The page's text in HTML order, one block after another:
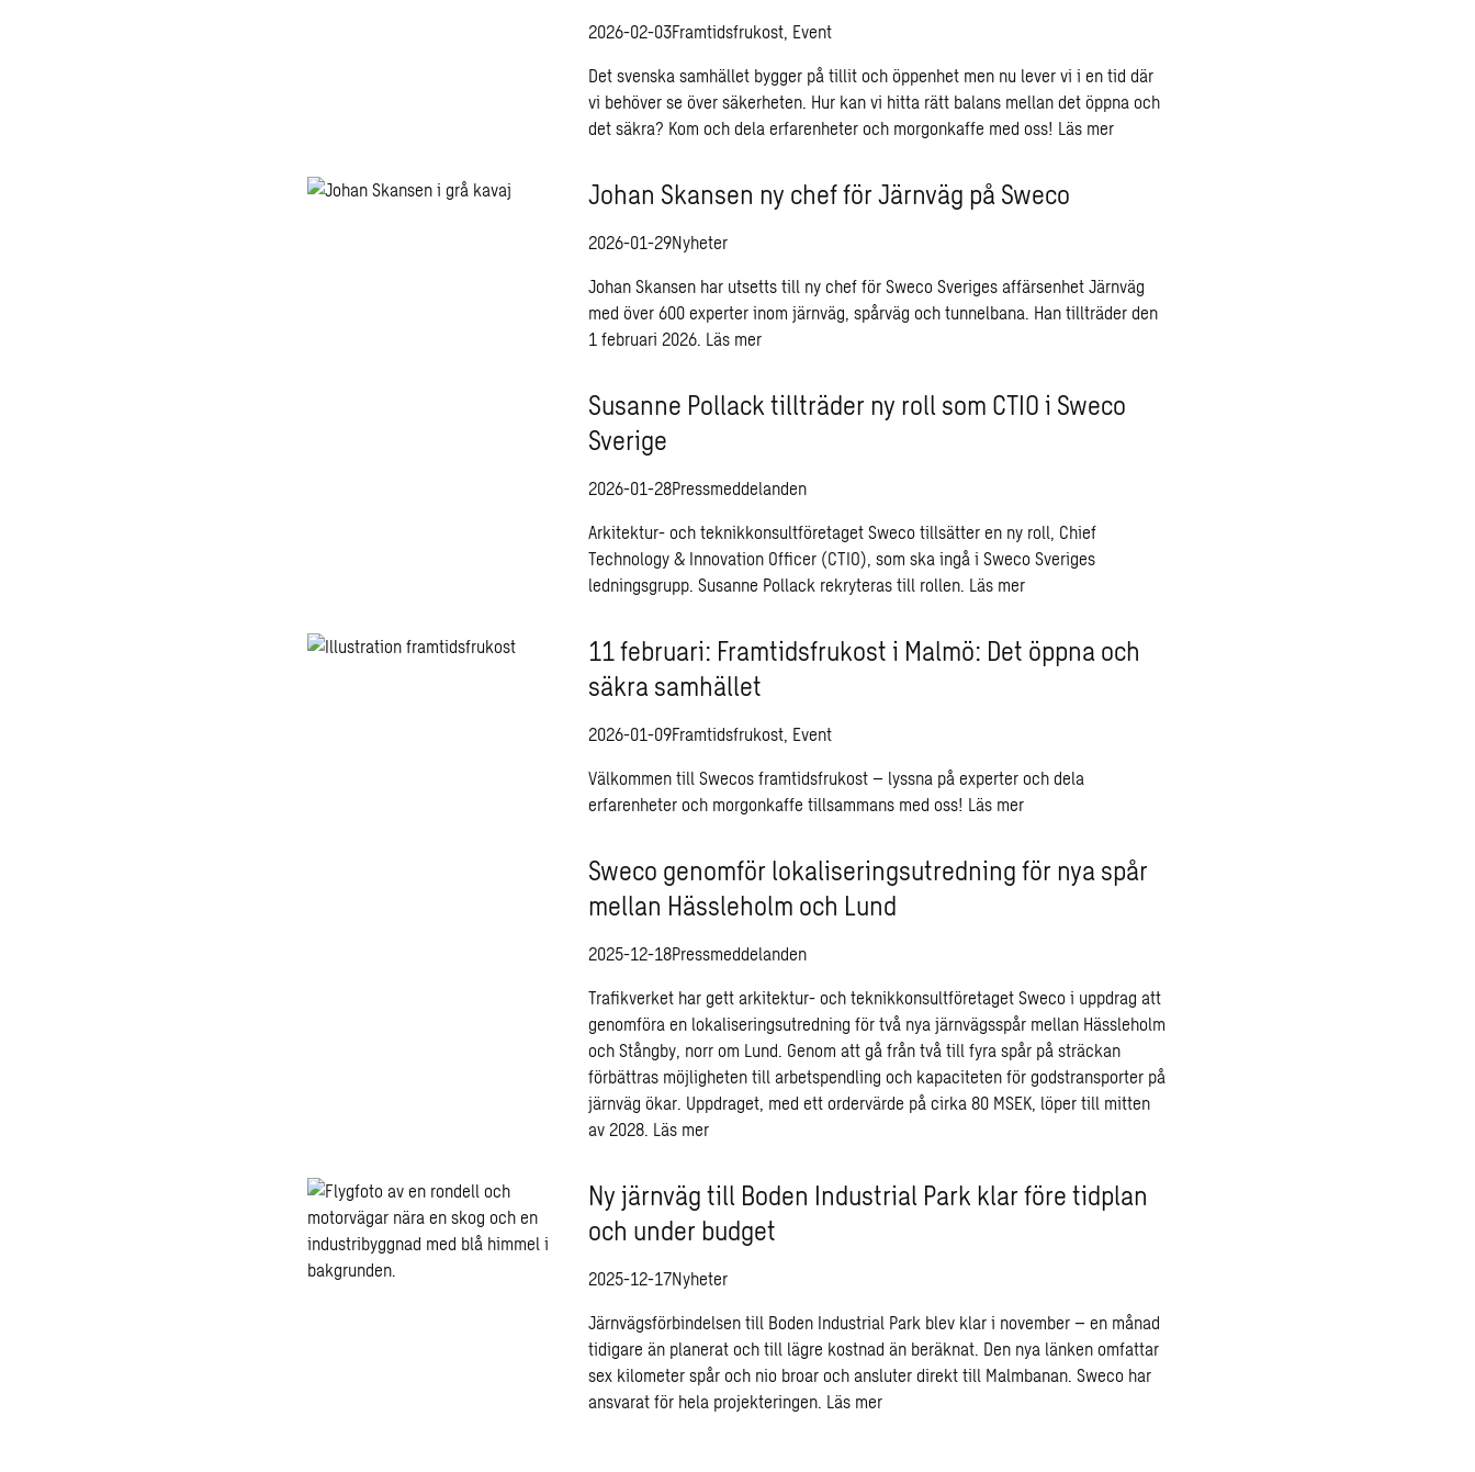
2026-02-03Framtidsfrukost, Event
Det svenska samhället bygger på tillit och öppenhet men nu lever vi i en tid där
vi behöver se över säkerheten. Hur kan vi hitta rätt balans mellan det öppna och
det säkra? Kom och dela erfarenheter och morgonkaffe med oss! Läs mer
Johan Skansen ny chef för Järnväg på Sweco
2026-01-29Nyheter
Johan Skansen har utsetts till ny chef för Sweco Sveriges affärsenhet Järnväg
med över 600 experter inom järnväg, spårväg och tunnelbana. Han tillträder den
1 februari 2026. Läs mer
Susanne Pollack tillträder ny roll som CTIO i Sweco
Sverige
2026-01-28Pressmeddelanden
Arkitektur- och teknikkonsultföretaget Sweco tillsätter en ny roll, Chief
Technology & Innovation Officer (CTIO), som ska ingå i Sweco Sveriges
ledningsgrupp. Susanne Pollack rekryteras till rollen. Läs mer
11 februari: Framtidsfrukost i Malmö: Det öppna och
säkra samhället
2026-01-09Framtidsfrukost, Event
Välkommen till Swecos framtidsfrukost – lyssna på experter och dela
erfarenheter och morgonkaffe tillsammans med oss! Läs mer
Sweco genomför lokaliseringsutredning för nya spår
mellan Hässleholm och Lund
2025-12-18Pressmeddelanden
Trafikverket har gett arkitektur- och teknikkonsultföretaget Sweco i uppdrag att
genomföra en lokaliseringsutredning för två nya järnvägsspår mellan Hässleholm
och Stångby, norr om Lund. Genom att gå från två till fyra spår på sträckan
förbättras möjligheten till arbetspendling och kapaciteten för godstransporter på
järnväg ökar. Uppdraget, med ett ordervärde på cirka 80 MSEK, löper till mitten
av 2028. Läs mer
Ny järnväg till Boden Industrial Park klar före tidplan
och under budget
2025-12-17Nyheter
Järnvägsförbindelsen till Boden Industrial Park blev klar i november – en månad
tidigare än planerat och till lägre kostnad än beräknat. Den nya länken omfattar
sex kilometer spår och nio broar och ansluter direkt till Malmbanan. Sweco har
ansvarat för hela projekteringen. Läs mer